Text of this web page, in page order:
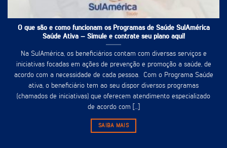
O que são e como funcionam os Programas de Saúde SulAmérica
Saúde Ativa – Simule e contrate seu plano aqui!
Na SulAmérica, os beneficiários contam com diversas serviços e
iniciativas focadas em ações de prevenção e promoção a saúde, de
acordo com a necessidade de cada pessoa. Com o Programa Saúde
ativa, o beneficiário tem ao seu dispor diversos programas
(chamados de iniciativas) que oferecem atendimento especializado
de acordo com [...]
SAIBA MAIS